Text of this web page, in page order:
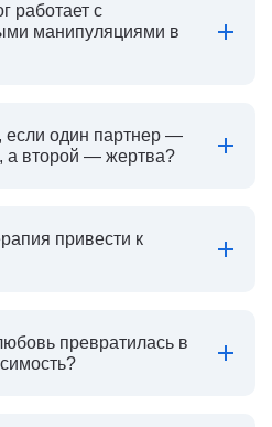
работает с
манипуляциями в
если один партнер —
а второй — жертва?
привести к
превратилась в